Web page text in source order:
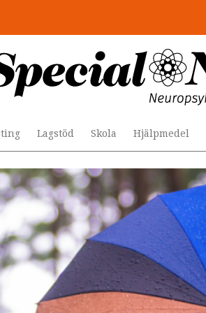
Lagstöd Skola Hjälpmedel
stödet bort”